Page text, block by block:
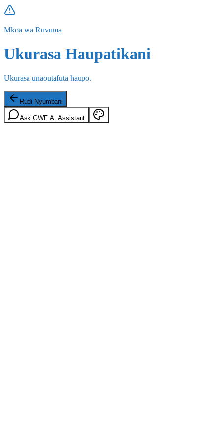
Mkoa wa Ruvuma
Ukurasa Haupatikani
Ukurasa unaoutafuta haupo.
Rudi Nyumbani
Ask GWF AI Assistant